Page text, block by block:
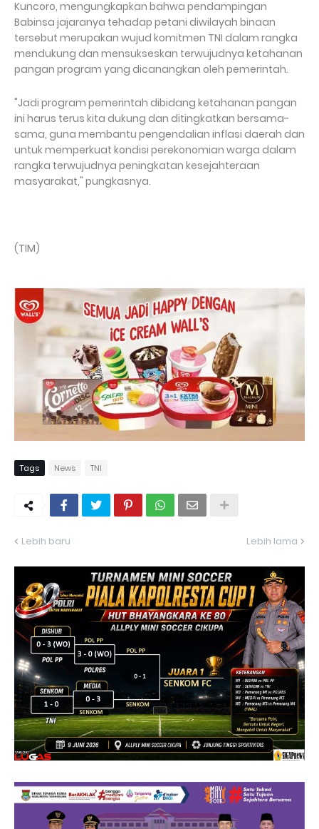
Kuncoro, mengungkapkan bahwa pendampingan
Babinsa jajaranya tehadap petani diwilayah binaan
tersebut merupakan wujud komitmen TNI dalam rangka
mendukung dan mensukseskan terwujudnya ketahanan
pangan program yang dicanangkan oleh pemerintah.
"Jadi program pemerintah dibidang ketahanan pangan
ini harus terus kita dukung dan ditingkatkan bersama-
sama, guna membantu pengendalian inflasi daerah dan
untuk memperkuat kondisi perekonomian warga dalam
rangka terwujudnya peningkatan kesejahteraan
masyarakat," pungkasnya.
(TIM)
Tags News TNI
Lebih baru Lebih lama